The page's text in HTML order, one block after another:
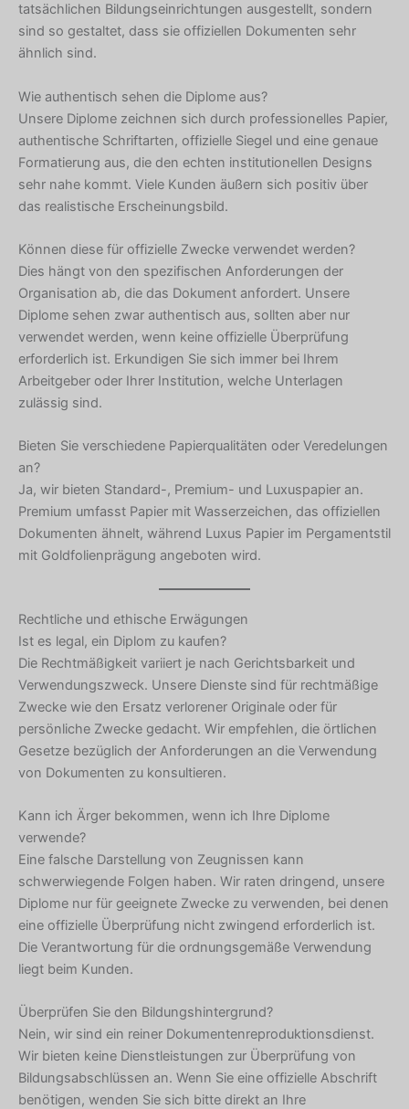
tatsächlichen Bildungseinrichtungen ausgestellt, sondern
sind so gestaltet, dass sie offiziellen Dokumenten sehr
ähnlich sind.
Wie authentisch sehen die Diplome aus?
Unsere Diplome zeichnen sich durch professionelles Papier,
authentische Schriftarten, offizielle Siegel und eine genaue
Formatierung aus, die den echten institutionellen Designs
sehr nahe kommt. Viele Kunden äußern sich positiv über
das realistische Erscheinungsbild.
Können diese für offizielle Zwecke verwendet werden?
Dies hängt von den spezifischen Anforderungen der
Organisation ab, die das Dokument anfordert. Unsere
Diplome sehen zwar authentisch aus, sollten aber nur
verwendet werden, wenn keine offizielle Überprüfung
erforderlich ist. Erkundigen Sie sich immer bei Ihrem
Arbeitgeber oder Ihrer Institution, welche Unterlagen
zulässig sind.
Bieten Sie verschiedene Papierqualitäten oder Veredelungen
an?
Ja, wir bieten Standard-, Premium- und Luxuspapier an.
Premium umfasst Papier mit Wasserzeichen, das offiziellen
Dokumenten ähnelt, während Luxus Papier im Pergamentstil
mit Goldfolienprägung angeboten wird.
Rechtliche und ethische Erwägungen
Ist es legal, ein Diplom zu kaufen?
Die Rechtmäßigkeit variiert je nach Gerichtsbarkeit und
Verwendungszweck. Unsere Dienste sind für rechtmäßige
Zwecke wie den Ersatz verlorener Originale oder für
persönliche Zwecke gedacht. Wir empfehlen, die örtlichen
Gesetze bezüglich der Anforderungen an die Verwendung
von Dokumenten zu konsultieren.
Kann ich Ärger bekommen, wenn ich Ihre Diplome
verwende?
Eine falsche Darstellung von Zeugnissen kann
schwerwiegende Folgen haben. Wir raten dringend, unsere
Diplome nur für geeignete Zwecke zu verwenden, bei denen
eine offizielle Überprüfung nicht zwingend erforderlich ist.
Die Verantwortung für die ordnungsgemäße Verwendung
liegt beim Kunden.
Überprüfen Sie den Bildungshintergrund?
Nein, wir sind ein reiner Dokumentenreproduktionsdienst.
Wir bieten keine Dienstleistungen zur Überprüfung von
Bildungsabschlüssen an. Wenn Sie eine offizielle Abschrift
benötigen, wenden Sie sich bitte direkt an Ihre